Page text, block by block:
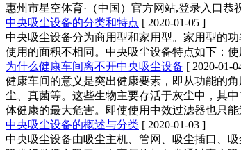
惠州市星空体育·（中国）官方网站,登录入口恭
中央吸尘设备的分类和特点 [ 2020-01-05 ]
中央吸尘设备分为商用型和家用型。家用型的
使用的面积不相同。中央吸尘设备特点如下：
为什么健康车间离不开中央吸尘设备 [ 2020-01-
健康车间的意义是突出健康要素，即从功能的
尘、真菌等。这些生物主要存活于灰尘中，其
体健康的最大危害。即使使用中效过滤器也只能
中央吸尘设备的概述与分类 [ 2020-01-03 ]
中央吸尘设备由吸尘主机、管网、吸尘插口、